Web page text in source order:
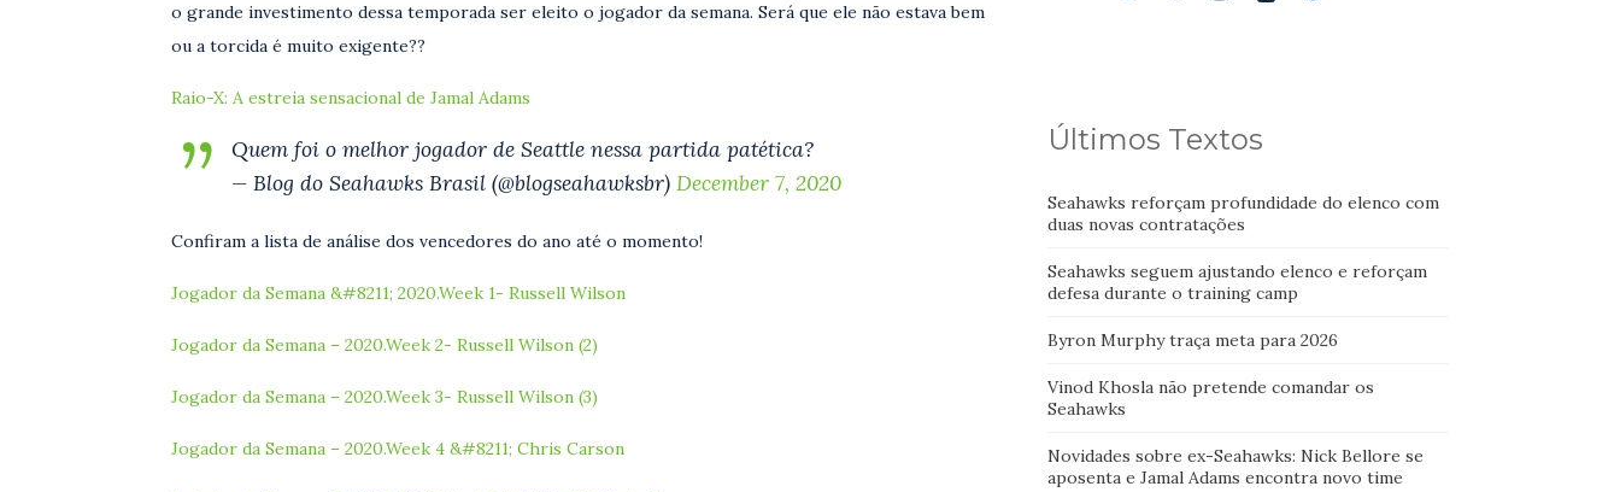
o grande investimento dessa temporada ser eleito o jogador da semana. Será que ele não estava bem
ou a torcida é muito exigente??
Raio-X: A estreia sensacional de Jamal Adams
Quem foi o melhor jogador de Seattle nessa partida patética?
— Blog do Seahawks Brasil (@blogseahawksbr) December 7, 2020
Confiram a lista de análise dos vencedores do ano até o momento!
Jogador da Semana &#8211; 2020.Week 1- Russell Wilson
Jogador da Semana – 2020.Week 2- Russell Wilson (2)
Jogador da Semana – 2020.Week 3- Russell Wilson (3)
Jogador da Semana – 2020.Week 4 &#8211; Chris Carson
Últimos Textos
Seahawks reforçam profundidade do elenco com
duas novas contratações
Seahawks seguem ajustando elenco e reforçam
defesa durante o training camp
Byron Murphy traça meta para 2026
Vinod Khosla não pretende comandar os
Seahawks
Novidades sobre ex-Seahawks: Nick Bellore se
aposenta e Jamal Adams encontra novo time